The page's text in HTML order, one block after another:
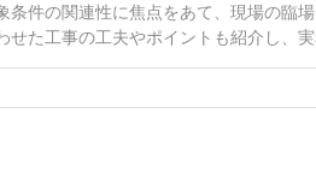
件の関連性に焦点をあて、現場の臨
た工事の工夫やポイントも紹介し、